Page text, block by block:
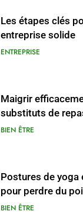
Les étapes clés
entreprise solide
ENTREPRISE
Maigrir
substituts de
conseils pratiques
BIEN ÊTRE
Postures de yoga
pour perdre du
rapidement et
BIEN ÊTRE